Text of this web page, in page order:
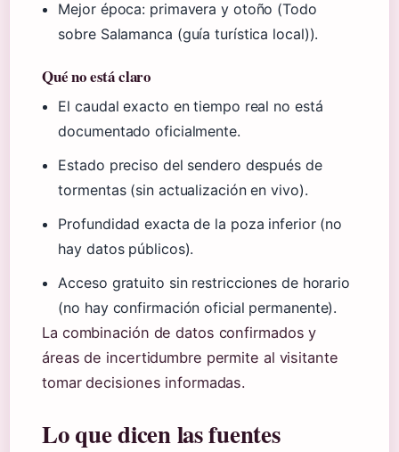
Mejor época: primavera y otoño (Todo
sobre Salamanca (guía turística local)).
Qué no está claro
El caudal exacto en tiempo real no está
documentado oficialmente.
Estado preciso del sendero después de
tormentas (sin actualización en vivo).
Profundidad exacta de la poza inferior (no
hay datos públicos).
Acceso gratuito sin restricciones de horario
(no hay confirmación oficial permanente).
La combinación de datos confirmados y
áreas de incertidumbre permite al visitante
tomar decisiones informadas.
Lo que dicen las fuentes